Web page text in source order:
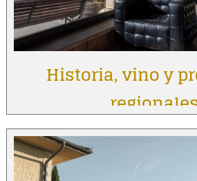
Historia, vino y
regionales